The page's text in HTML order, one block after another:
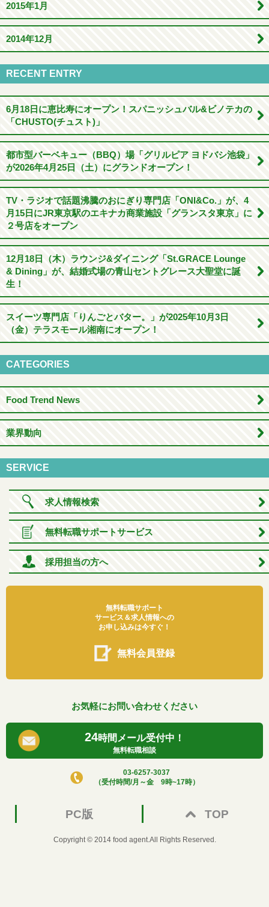
2015年1月
2014年12月
RECENT ENTRY
6月18日に恵比寿にオープン！スパニッシュバル&ビノテカの
「CHUSTO(チュスト)」
都市型バーベキュー（BBQ）場「グリルピア ヨドバシ池袋」
が2026年4月25日（土）にグランドオープン！
TV・ラジオで話題沸騰のおにぎり専門店「ONI&Co.」が、4
月15日にJR東京駅のエキナカ商業施設「グランスタ東京」に
２号店をオープン
12月18日（木）ラウンジ&ダイニング「St.GRACE Lounge
& Dining」が、結婚式場の青山セントグレース大聖堂に誕
生！
スイーツ専門店「りんごとバター。」が2025年10月3日
（金）テラスモール湘南にオープン！
CATEGORIES
Food Trend News
業界動向
SERVICE
求人情報検索
無料転職サポートサービス
採用担当の方へ
無料転職サポート
サービス＆求人情報への
お申し込みは今すぐ！
無料会員登録
お気軽にお問い合わせください
24時間メール受付中！
無料転職相談
03-6257-3037
（受付時間/月～金 9時~17時）
PC版 TOP
Copyright © 2014 food agent.All Rights Reserved.